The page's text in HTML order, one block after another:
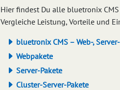
Hier findest Du alle bluetronix
Vergleiche Leistung, Vorteile und
bluetronix CMS – Web-,
Webpakete
Server-Pakete
Cluster-Server-Pakete